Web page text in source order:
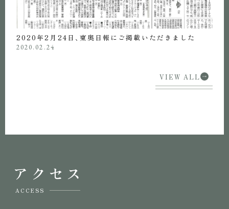
VIEW ALL
2020年2月24日、東奥日報にご掲載いただきました
2020.02.24
アクセス
ACCESS